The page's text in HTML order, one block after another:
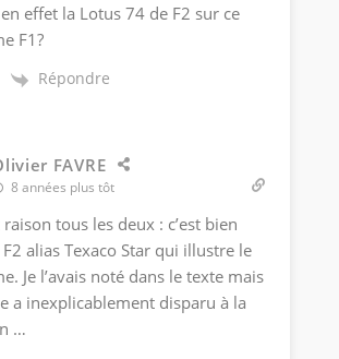
effet la Lotus 74 de F2 sur ce
F1?
Répondre
FAVRE
8 années plus tôt
tous les deux : c’est bien
alias Texaco Star qui illustre le
Je l’avais noté dans le texte mais
a inexplicablement disparu à la
…